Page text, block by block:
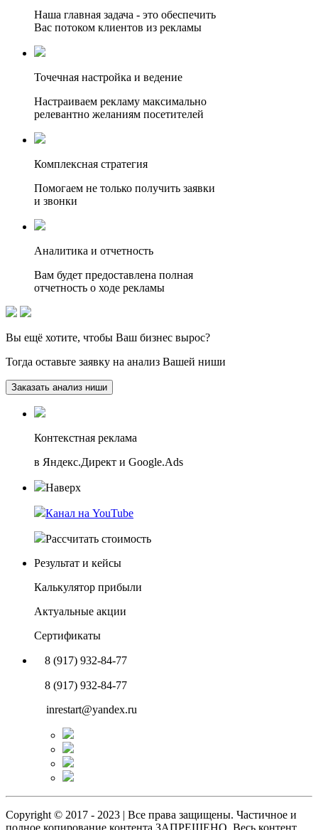
Наша главная задача - это обеспечить
Вас потоком клиентов из рекламы
Точечная настройка и ведение
Настраиваем рекламу максимально
релевантно желаниям посетителей
Комплексная стратегия
Помогаем не только получить заявки
и звонки
Аналитика и отчетность
Вам будет предоставлена полная
отчетность о ходе рекламы
Вы ещё хотите, чтобы Ваш бизнес вырос?
Тогда оставьте заявку на анализ Вашей ниши
Заказать анализ ниши
Контекстная реклама
в Яндекс.Директ и Google.Ads
Наверх
Канал на YouTube
Рассчитать стоимость
Результат и кейсы
Калькулятор прибыли
Актуальные акции
Сертификаты
8 (917) 932-84-77
8 (917) 932-84-77
inrestart@yandex.ru
Copyright © 2017 - 2023 | Все права защищены. Частичное и
полное копирование контента ЗАПРЕЩЕНО. Весь контент